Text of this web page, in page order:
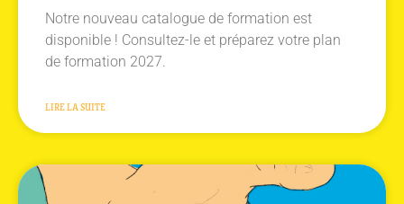
Notre nouveau catalogue de formation est
disponible ! Consultez-le et préparez votre plan
de formation 2027.
LIRE LA SUITE